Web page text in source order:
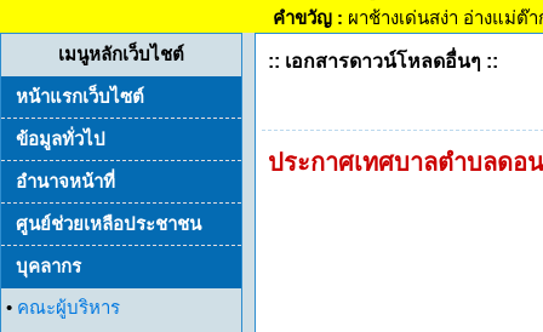
คำขวัญ : ผาช้างเด่นสง่า อ่างแม่ต๊
เมนูหลักเว็บไชต์
หน้าแรกเว็บไซต์
ข้อมูลทั่วไป
อำนาจหน้าที่
ศูนย์ช่วยเหลือประชาชน
บุคลากร
• คณะผู้บริหาร
:: เอกสารดาวน์โหลดอื่นๆ ::
ประกาศเทศบาลตำบลดอ